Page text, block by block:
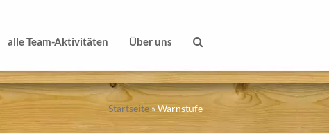
alle Team-Aktivitäten Über uns
Startseite »Warnstufe